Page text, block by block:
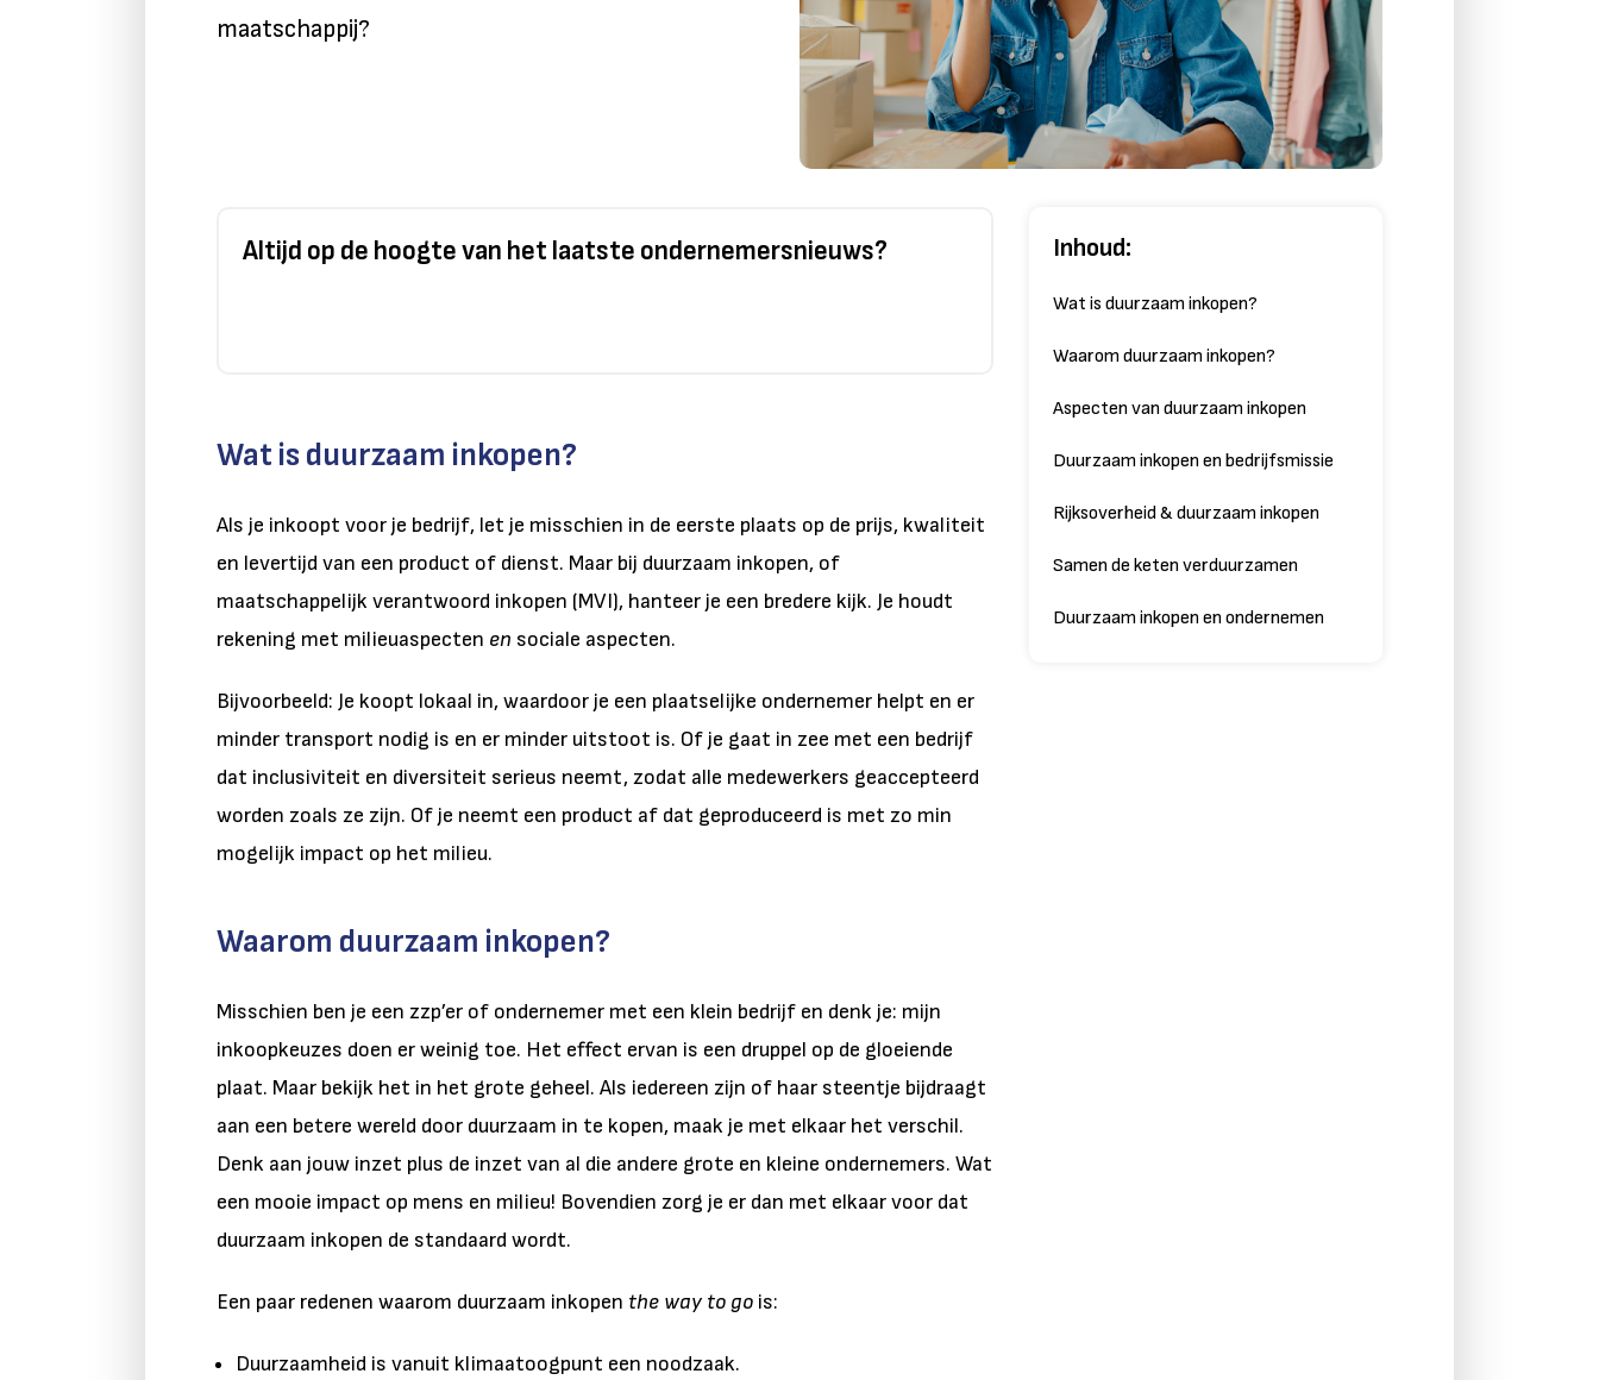
maatschappij?
Altijd op de hoogte van het laatste ondernemersnieuws?
Wat is duurzaam inkopen?
Als je inkoopt voor je bedrijf, let je misschien in de eerste plaats op de prijs, kwaliteit
en levertijd van een product of dienst. Maar bij duurzaam inkopen, of
maatschappelijk verantwoord inkopen (MVI), hanteer je een bredere kijk. Je houdt
rekening met milieuaspecten en sociale aspecten.
Bijvoorbeeld: Je koopt lokaal in, waardoor je een plaatselijke ondernemer helpt en er
minder transport nodig is en er minder uitstoot is. Of je gaat in zee met een bedrijf
dat inclusiviteit en diversiteit serieus neemt, zodat alle medewerkers geaccepteerd
worden zoals ze zijn. Of je neemt een product af dat geproduceerd is met zo min
mogelijk impact op het milieu.
Waarom duurzaam inkopen?
Misschien ben je een zzp’er of ondernemer met een klein bedrijf en denk je: mijn
inkoopkeuzes doen er weinig toe. Het effect ervan is een druppel op de gloeiende
plaat. Maar bekijk het in het grote geheel. Als iedereen zijn of haar steentje bijdraagt
aan een betere wereld door duurzaam in te kopen, maak je met elkaar het verschil.
Denk aan jouw inzet plus de inzet van al die andere grote en kleine ondernemers. Wat
een mooie impact op mens en milieu! Bovendien zorg je er dan met elkaar voor dat
duurzaam inkopen de standaard wordt.
Een paar redenen waarom duurzaam inkopen the way to go is:
Duurzaamheid is vanuit klimaatoogpunt een noodzaak.
Inhoud:
Wat is duurzaam inkopen?
Waarom duurzaam inkopen?
Aspecten van duurzaam inkopen
Duurzaam inkopen en bedrijfsmissie
Rijksoverheid & duurzaam inkopen
Samen de keten verduurzamen
Duurzaam inkopen en ondernemen